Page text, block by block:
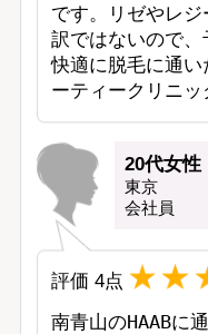
です。リゼやレ
訳ではないので、
快適に脱毛に通い
ーティークリニッ
20代女性
東京
会社員
評価 4点
南青山のHAABに